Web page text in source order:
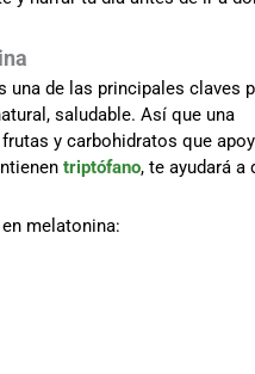
una de las principales claves
saludable. Así que una
y carbohidratos que
triptófano, te ayudará a
melatonina: